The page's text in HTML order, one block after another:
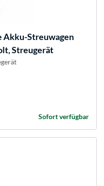
Akku-Streuwagen
Streugerät
Sofort verfügbar